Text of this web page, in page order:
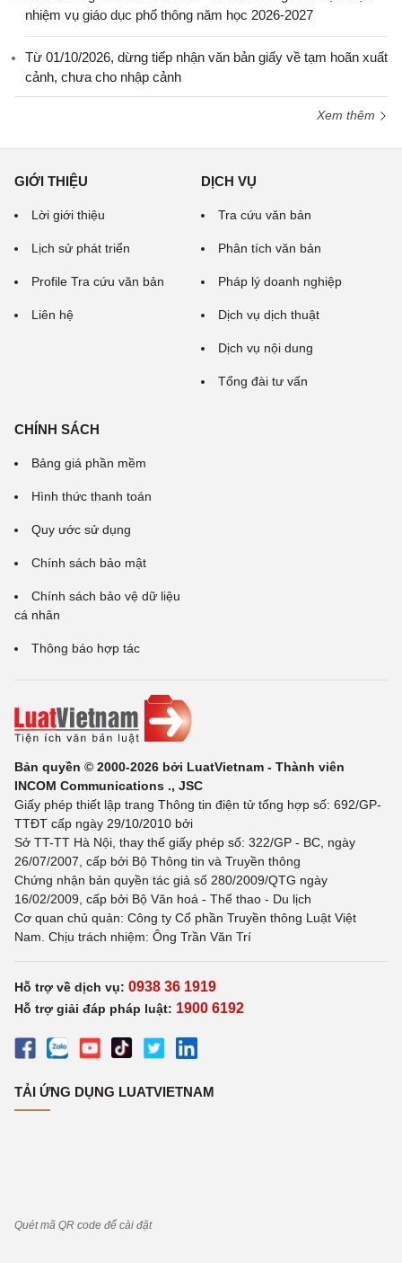
nhiệm vụ giáo dục phổ thông năm học 2026-2027
Từ 01/10/2026, dừng tiếp nhận văn bản giấy về tạm hoãn xuất
cảnh, chưa cho nhập cảnh
Xem thêm
GIỚI THIỆU
Lời giới thiệu
Lịch sử phát triển
Profile Tra cứu văn bản
Liên hệ
DỊCH VỤ
Tra cứu văn bản
Phân tích văn bản
Pháp lý doanh nghiệp
Dịch vụ dịch thuật
Dịch vụ nội dung
Tổng đài tư vấn
CHÍNH SÁCH
Bảng giá phần mềm
Hình thức thanh toán
Quy ước sử dụng
Chính sách bảo mật
Chính sách bảo vệ dữ liệu
cá nhân
Thông báo hợp tác
Bản quyền © 2000-2026 bởi LuatVietnam - Thành viên
INCOM Communications ., JSC
Giấy phép thiết lập trang Thông tin điện tử tổng hợp số: 692/GP-
TTĐT cấp ngày 29/10/2010 bởi
Sở TT-TT Hà Nội, thay thế giấy phép số: 322/GP - BC, ngày
26/07/2007, cấp bởi Bộ Thông tin và Truyền thông
Chứng nhận bản quyền tác giả số 280/2009/QTG ngày
16/02/2009, cấp bởi Bộ Văn hoá - Thể thao - Du lịch
Cơ quan chủ quản: Công ty Cổ phần Truyền thông Luật Việt
Nam. Chịu trách nhiệm: Ông Trần Văn Trí
Hỗ trợ về dịch vụ: 0938 36 1919
Hỗ trợ giải đáp pháp luật: 1900 6192
TẢI ỨNG DỤNG LUATVIETNAM
Quét mã QR code để cài đặt